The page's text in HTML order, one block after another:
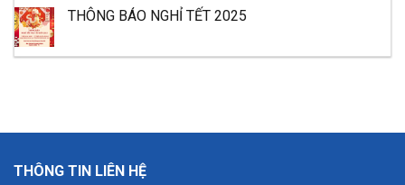
THÔNG BÁO NGHỈ TẾT 2025
THÔNG TIN LIÊN HỆ